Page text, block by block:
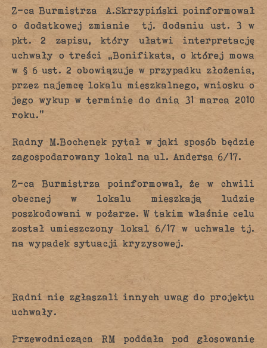
Z-ca Burmistrza A.Skrzypiński poinformował
o dodatkowej zmianie tj. dodaniu ust. 3 w
pkt. 2 zapisu, który ułatwi interpretację
uchwały o treści „Bonifikata, o której mowa
w § 6 ust. 2 obowiązuje w przypadku złożenia,
przez najemcę lokalu mieszkalnego, wniosku o
jego wykup w terminie do dnia 31 marca 2010
roku.”
Radny M.Bochenek pytał w jaki sposób będzie
zagospodarowany lokal na ul. Andersa 6/17.
Z-ca Burmistrza poinformował, że w chwili
obecnej w lokalu mieszkają ludzie
poszkodowani w pożarze. W takim właśnie celu
został umieszczony lokal 6/17 w uchwale tj.
na wypadek sytuacji kryzysowej.
Radni nie zgłaszali innych uwag do projektu
uchwały.
Przewodnicząca RM poddała pod głosowanie